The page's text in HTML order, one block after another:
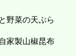
野菜の天ぷら
家製山椒昆布